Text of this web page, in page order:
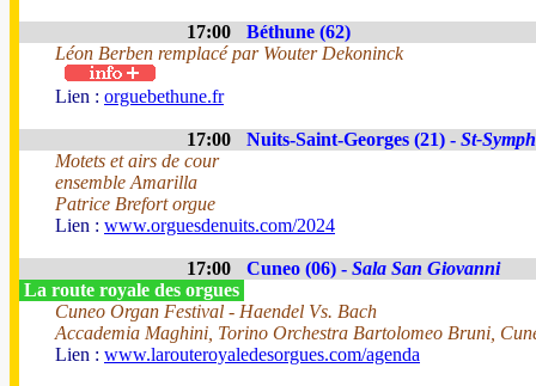
17:00
Béthune (62)
Léon Berben remplacé par Wouter Dekoninck
Lien : orguebethune.fr
17:00 Nuits-Saint-Georges (21) - St-
Motets et airs de cour
ensemble Amarilla
Patrice Brefort orgue
Lien : www.orguesdenuits.com/2024
17:00 Cuneo (06) - Sala San Giovanni
La route royale des orgues
Cuneo Organ Festival - Haendel Vs. Bach
Accademia Maghini, Torino Orchestra Bartolomeo Bruni,
Lien : www.larouteroyaledesorgues.com/agenda